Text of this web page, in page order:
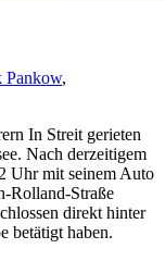
Pankow,
In Streit gerieten
Nach derzeitigem
Uhr mit seinem Auto
Rolland-Straße
direkt hinter
betätigt haben.